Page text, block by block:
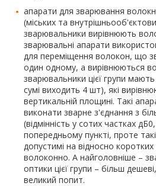
апарати для зварювання
(міських та
зварювальники вирівнюють
зварювальні апарати
для переміщення волокон, що
один одному, а вирівнюються
зварювальники цієї групи
сумі виходить 4 шт), які
вертикальній площині. Такі
виконати зварне з'єднання з
(відмінність у сотих частках
попередньому пункті, проте
допустимі на відносно коротких
волоконно. А найголовніше –
оптики цієї групи – більш
великий попит.